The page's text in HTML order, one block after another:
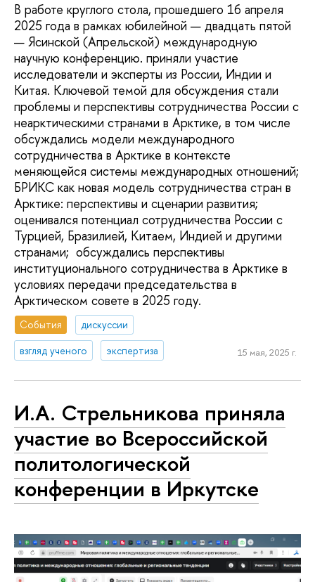
В работе круглого стола, прошедшего 16 апреля
2025 года в рамках юбилейной — двадцать пятой
— Ясинской (Апрельской) международную
научную конференцию. приняли участие
исследователи и эксперты из России, Индии и
Китая. Ключевой темой для обсуждения стали
проблемы и перспективы сотрудничества России с
неарктическими странами в Арктике, в том числе
обсуждались модели международного
сотрудничества в Арктике в контексте
меняющейся системы международных отношений;
БРИКС как новая модель сотрудничества стран в
Арктике: перспективы и сценарии развития;
оценивался потенциал сотрудничества России с
Турцией, Бразилией, Китаем, Индией и другими
странами; обсуждались перспективы
институционального сотрудничества в Арктике в
условиях передачи председательства в
Арктическом совете в 2025 году.
События
дискуссии
взгляд ученого
экспертиза 15 мая, 2025 г.
И.А. Стрельникова приняла
участие во Всероссийской
политологической
конференции в Иркутске